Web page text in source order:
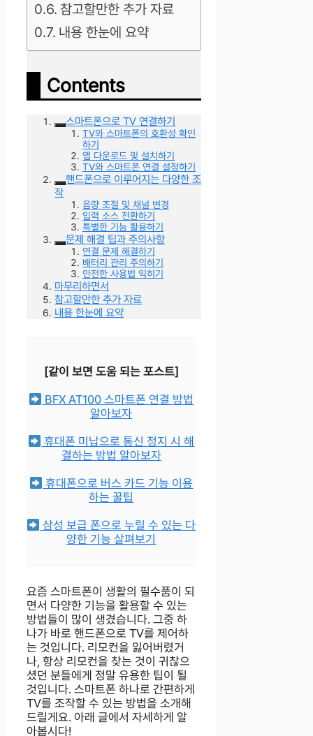
참고할만한 추가 자료
내용 한눈에 요약
Contents
스마트폰으로 TV 연결하기
TV와 스마트폰의 호환성 확인
하기
앱 다운로드 및 설치하기
TV와 스마트폰 연결 설정하기
핸드폰으로 이루어지는 다양한 조
작
음량 조절 및 채널 변경
입력 소스 전환하기
특별한 기능 활용하기
문제 해결 팁과 주의사항
연결 문제 해결하기
배터리 관리 주의하기
안전한 사용법 익히기
마무리하면서
참고할만한 추가 자료
내용 한눈에 요약
[같이 보면 도움 되는 포스트]
BFX AT100 스마트폰 연결 방법
알아보자
휴대폰 미납으로 통신 정지 시 해
결하는 방법 알아보자
휴대폰으로 버스 카드 기능 이용
하는 꿀팁
삼성 보급 폰으로 누릴 수 있는 다
양한 기능 살펴보기
요즘 스마트폰이 생활의 필수품이 되
면서 다양한 기능을 활용할 수 있는
방법들이 많이 생겼습니다. 그중 하
나가 바로 핸드폰으로 TV를 제어하
는 것입니다. 리모컨을 잃어버렸거
나, 항상 리모컨을 찾는 것이 귀찮으
셨던 분들에게 정말 유용한 팁이 될
것입니다. 스마트폰 하나로 간편하게
TV를 조작할 수 있는 방법을 소개해
드릴게요. 아래 글에서 자세하게 알
아봅시다!